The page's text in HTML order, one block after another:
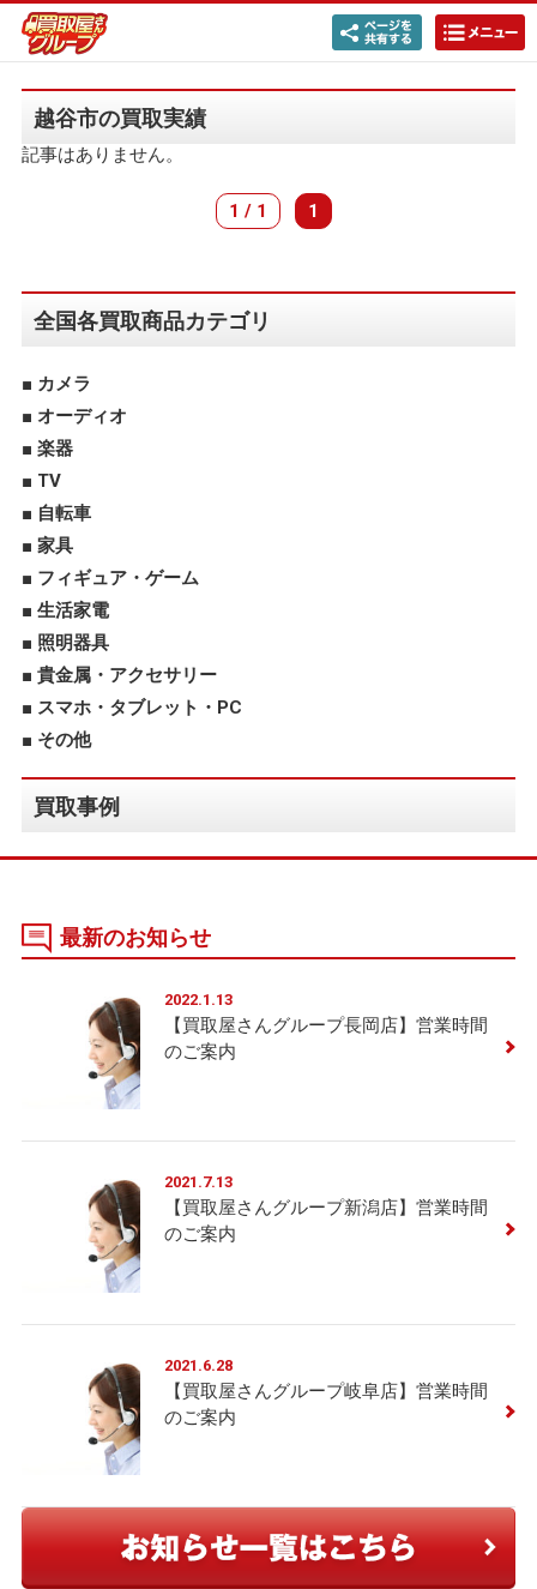
越谷市の買取実績
記事はありません。
1 / 1 1
全国各買取商品カテゴリ
カメラ
オーディオ
楽器
TV
自転車
家具
フィギュア・ゲーム
生活家電
照明器具
貴金属・アクセサリー
スマホ・タブレット・PC
その他
買取事例
最新のお知らせ
2022.1.13
【買取屋さんグループ長岡店】営業時間
のご案内
2021.7.13
【買取屋さんグループ新潟店】営業時間
のご案内
2021.6.28
【買取屋さんグループ岐阜店】営業時間
のご案内